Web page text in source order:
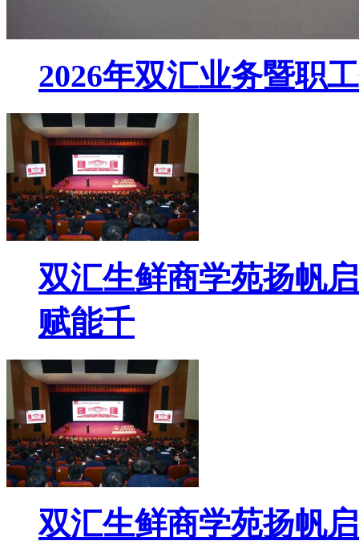
2026年双汇业务暨职
双汇生鲜商学苑扬帆
赋能千
双汇生鲜商学苑扬帆